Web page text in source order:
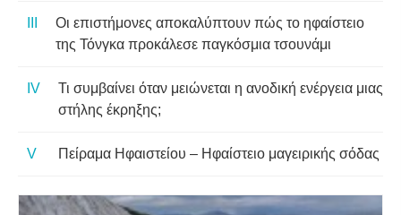
Οι επιστήμονες αποκαλύπτουν πώς το ηφαίστειο
της Τόνγκα προκάλεσε παγκόσμια τσουνάμι
Τι συμβαίνει όταν μειώνεται η ανοδική ενέργεια μιας
στήλης έκρηξης;
Πείραμα Ηφαιστείου – Ηφαίστειο μαγειρικής σόδας